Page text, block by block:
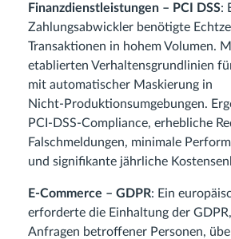
Finanzdienstleistungen – PCI DSS:
Zahlungsabwickler benötigte
Transaktionen in hohem Volumen.
etablierten Verhaltensgrundlinien
mit automatischer Maskierung in
Nicht‑Produktionsumgebungen.
PCI‑DSS‑Compliance, erhebliche
Falschmeldungen, minimale
und signifikante jährliche
E‑Commerce – GDPR: Ein
erforderte die Einhaltung der
Anfragen betroffener Personen,